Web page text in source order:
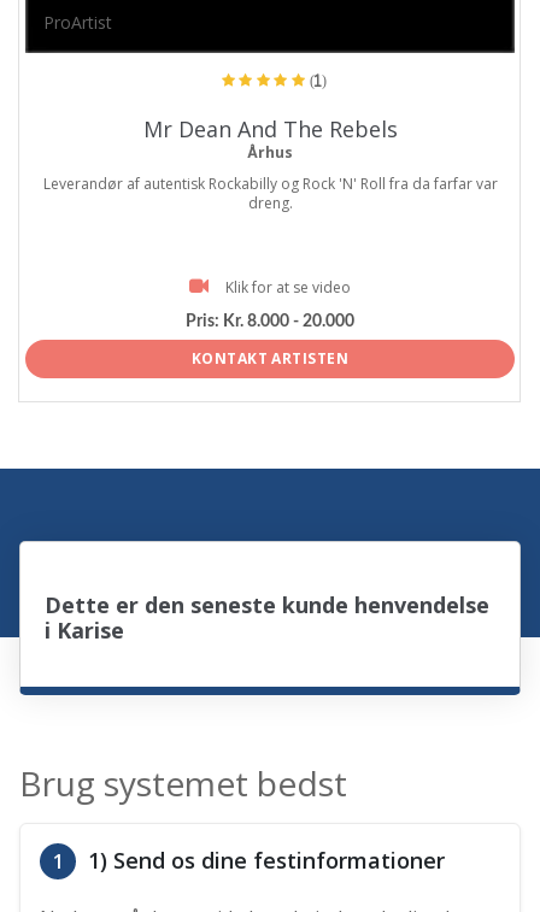
ProArtist
(1)
Mr Dean And The Rebels
Århus
Leverandør af autentisk Rockabilly og Rock 'N' Roll fra da farfar var
dreng.
Klik for at se video
Pris: Kr. 8.000 - 20.000
KONTAKT ARTISTEN
Dette er den seneste kunde henvendelse
i Karise
Brug systemet bedst
1 1) Send os dine festinformationer